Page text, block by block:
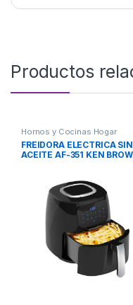
Productos
Hornos y Cocinas Hogar
FREIDORA ELECTRICA SIN
ACEITE AF-351 KEN